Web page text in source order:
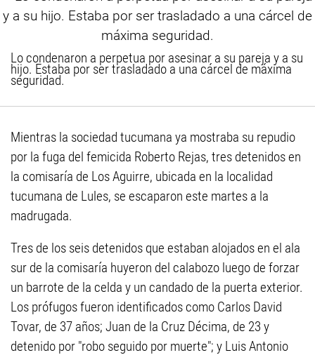
Lo condenaron a perpetua por asesinar a su pareja y a su
hijo. Estaba por ser trasladado a una cárcel de máxima
seguridad.
Mientras la sociedad tucumana ya mostraba su repudio
por la fuga del femicida Roberto Rejas, tres detenidos en
la comisaría de Los Aguirre, ubicada en la localidad
tucumana de Lules, se escaparon este martes a la
madrugada.
Tres de los seis detenidos que estaban alojados en el ala
sur de la comisaría huyeron del calabozo luego de forzar
un barrote de la celda y un candado de la puerta exterior.
Los prófugos fueron identificados como Carlos David
Tovar, de 37 años; Juan de la Cruz Décima, de 23 y
detenido por "robo seguido por muerte"; y Luis Antonio